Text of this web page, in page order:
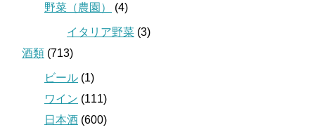
野菜（農園）
(4)
イタリア野菜 (3)
酒類 (713)
ビール (1)
ワイン (111)
日本酒 (600)